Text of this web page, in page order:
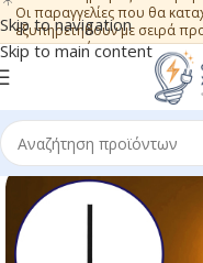
Skip to navigation
Skip to main content
Οι παραγγελίες που θα
εξυπηρετηθούν με σειρά
ευχαριστούμε για την